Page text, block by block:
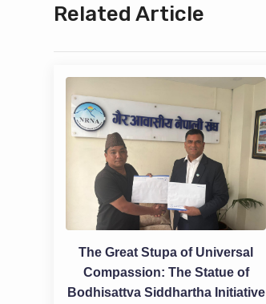
Related Article
The Great Stupa of Universal
Compassion: The Statue of
Bodhisattva Siddhartha Initiative